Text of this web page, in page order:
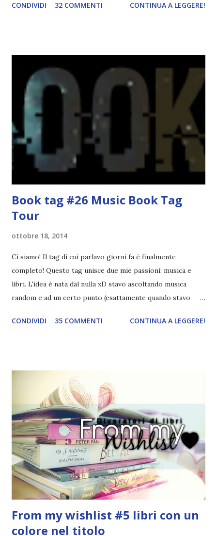
costante nelle rubriche. Odiavo lo sport. Odiavo lo sport,
delle amicizie, così mi obbligò a entrare nella squadra dei
Pirati di Orlando. Mi feci degli amici eccome: una masnada di
bambini dell'asilo. Non fu un gran passo avanti, se l'obiettivo
era inserirmi fra i coetanei. Fu soprattutto perché come
statura sovrastavo tutti gli altri giocatori se quell'anno per
un pelo non entrai nella formazione ufficiale. Qu...
CONDIVIDI 32 COMMENTI CONTINUA A LEGGERE!
Book tag #26 Music Book Tag
Tour
ottobre 18, 2014
Ci siamo! Il tag di cui parlavo giorni fa è finalmente
completo! Questo tag unisce due mie passioni: musica e
libri. L'idea è nata dal nulla xD stavo ascoltando musica
random e ad un certo punto (esattamente quando stavo
quest'idea. Lo scopo del tag è di associare ad ogni canzone
che sono quelle che decidiamo di non fare ma che qualcun
altro potrebbe decidere di fare; Alla fine del tag si passa il
tag (scusate la ripetizione) ad un'altra blogger. Quest'ultima
aggiunge la sua canzone preferita, una descrizione (come
ho fatto io) e il nome del blog e del profilo (per sapere
anche chi è stato taggato) e dopo passa il tag ad un'altra
blogger che a sua volta deve fare il tag completo più la
canzone scelta dalla persona ch...
CONDIVIDI 35 COMMENTI CONTINUA A LEGGERE!
From my wishlist #5 libri con un
colore nel titolo